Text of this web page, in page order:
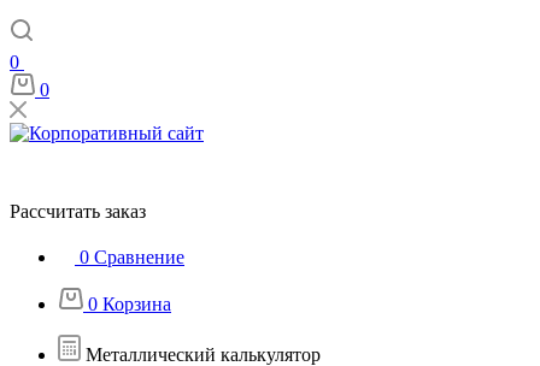
0
0
Рассчитать заказ
0 Сравнение
0 Корзина
Металлический калькулятор